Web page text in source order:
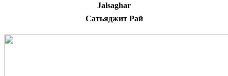
Jalsaghar
Сатьяджит Рай